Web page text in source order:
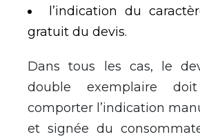
l’indication du
gratuit du devis.
Dans tous les cas, le
double exemplaire
comporter l’indication
et signée du